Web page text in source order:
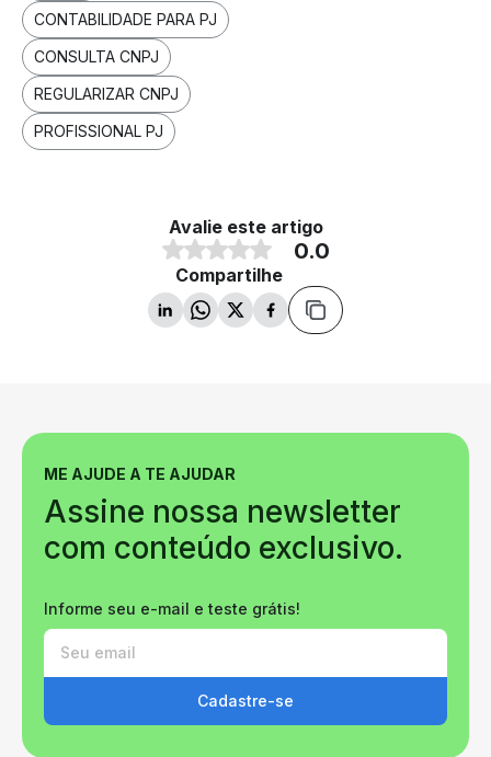
CONTABILIDADE PARA PJ
CONSULTA CNPJ
REGULARIZAR CNPJ
PROFISSIONAL PJ
Avalie este artigo
0.0
Compartilhe
ME AJUDE A TE AJUDAR
Assine nossa newsletter
com conteúdo exclusivo.
Informe seu e-mail e teste grátis!
Cadastre-se